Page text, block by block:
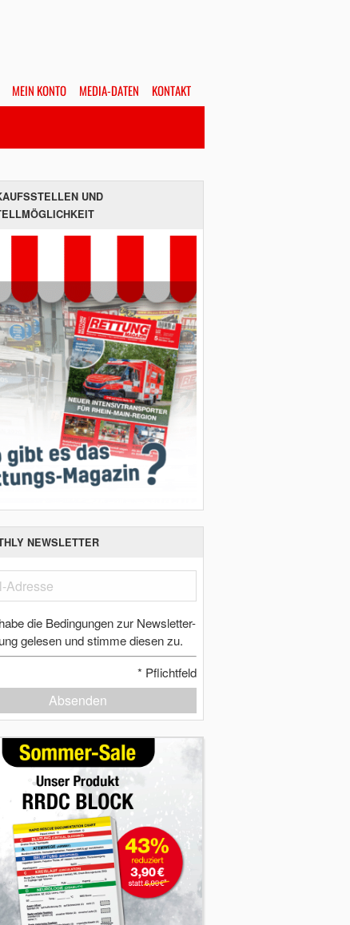
MEIN KONTO MEDIA-DATEN KONTAKT
UND
NEWSLETTER
die Bedingungen zur Newsletter-
gelesen und stimme diesen zu.
* Pflichtfeld
Absenden